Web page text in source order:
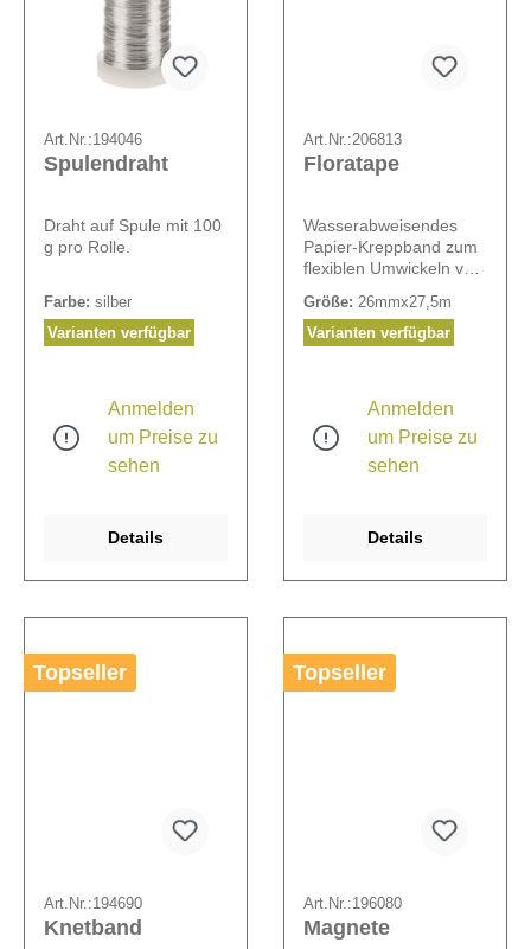
Art.Nr.:194046
Spulendraht
Draht auf Spule mit 100
g pro Rolle.
Farbe: silber
Varianten verfügbar
Anmelden
um Preise zu
sehen
Details
Art.Nr.:206813
Floratape
Wasserabweisendes
Papier-Kreppband zum
flexiblen Umwickeln von
Draht.
Größe: 26mmx27,5m
Varianten verfügbar
Anmelden
um Preise zu
sehen
Details
Topseller
Art.Nr.:194690
Knetband
Topseller
Art.Nr.:196080
Magnete